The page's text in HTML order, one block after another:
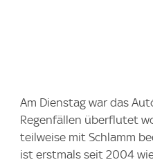
Am Dienstag war das
Regenfällen überflutet
teilweise mit Schlamm
ist erstmals seit 2004